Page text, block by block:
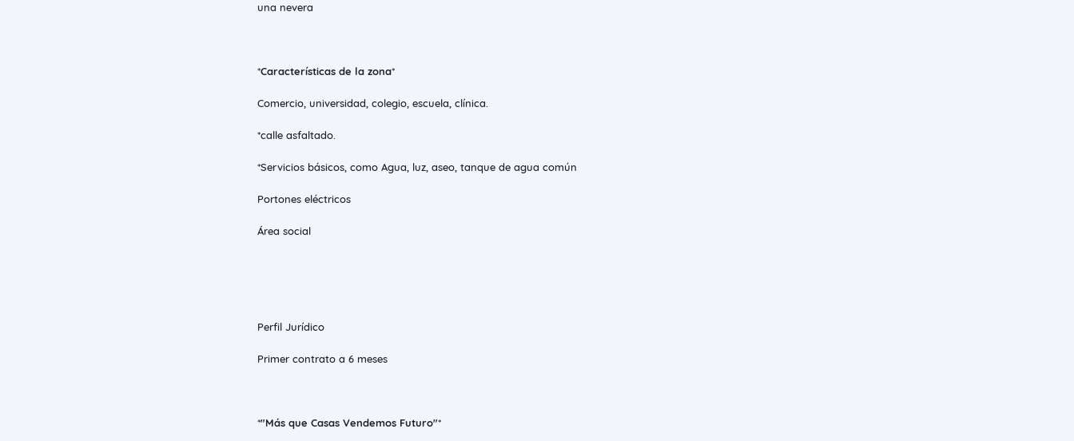
una nevera
*Características de la zona*
Comercio, universidad, colegio, escuela, clínica.
*calle asfaltado.
*Servicios básicos, como Agua, luz, aseo, tanque de agua común
Portones eléctricos
Área social
Perfil Jurídico
Primer contrato a 6 meses
*"Más que Casas Vendemos Futuro"*